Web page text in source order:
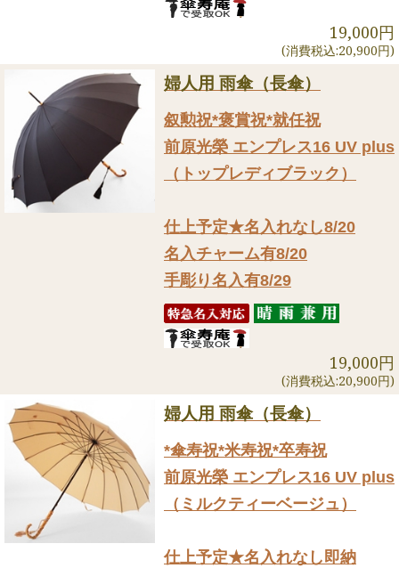
19,000円
(消費税込:20,900円)
婦人用 雨傘（長傘）
叙勲祝*褒賞祝*就任祝
前原光榮 エンプレス16 UV plus
（トップレディブラック）
仕上予定★名入れなし8/20
名入チャーム有8/20
手彫り名入有8/29
19,000円
(消費税込:20,900円)
婦人用 雨傘（長傘）
*傘寿祝*米寿祝*卒寿祝
前原光榮 エンプレス16 UV plus
（ミルクティーベージュ）
仕上予定★名入れなし即納